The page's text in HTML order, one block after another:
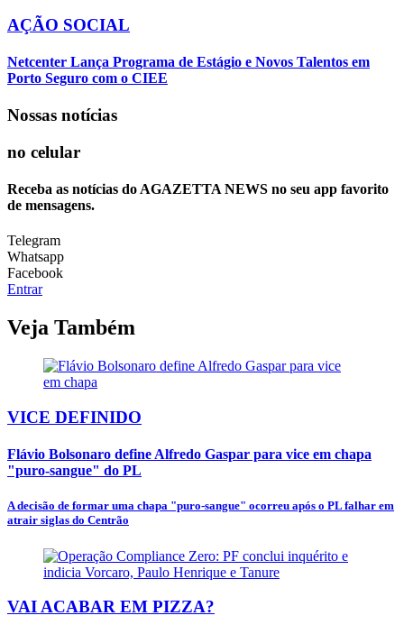
AÇÃO SOCIAL
Netcenter Lança Programa de Estágio e Novos Talentos em
Porto Seguro com o CIEE
Nossas notícias
no celular
Receba as notícias do AGAZETTA NEWS no seu app favorito
de mensagens.
Telegram
Whatsapp
Facebook
Entrar
Veja Também
VICE DEFINIDO
Flávio Bolsonaro define Alfredo Gaspar para vice em chapa
"puro-sangue" do PL
A decisão de formar uma chapa "puro-sangue" ocorreu após o PL falhar em
atrair siglas do Centrão
VAI ACABAR EM PIZZA?